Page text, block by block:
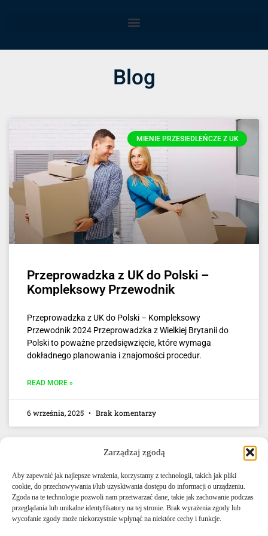
Zarządzaj zgodą
Aby zapewnić jak najlepsze wrażenia, korzystamy z technologii, takich jak pliki
cookie, do przechowywania i/lub uzyskiwania dostępu do informacji o urządzeniu.
Zgoda na te technologie pozwoli nam przetwarzać dane, takie jak zachowanie podczas
przeglądania lub unikalne identyfikatory na tej stronie. Brak wyrażenia zgody lub
wycofanie zgody może niekorzystnie wpłynąć na niektóre cechy i funkcje.
Blog
MIENIE PRZESIEDLEŃCZE Z UK
Przeprowadzka z UK do Polski –
Kompleksowy Przewodnik
Przeprowadzka z UK do Polski – Kompleksowy
Przewodnik 2024 Przeprowadzka z Wielkiej Brytanii do
Polski to poważne przedsięwzięcie, które wymaga
dokładnego planowania i znajomości procedur.
READ MORE »
6 września, 2025 Brak komentarzy
E-mail: info@agencjacelna.uk